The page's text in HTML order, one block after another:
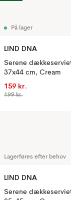
På lager
LIND DNA
Serene
37x44 cm, Cream
159 kr.
199 kr.
Lagerføres efter behov
LIND DNA
Serene